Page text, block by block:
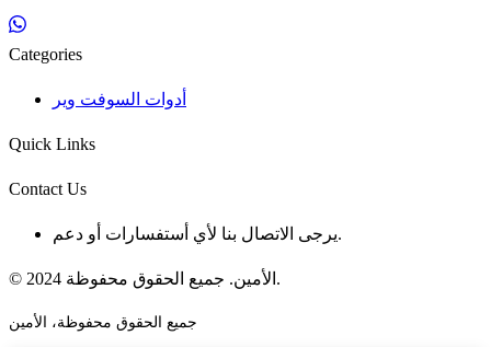
Categories
أدوات السوفت وير
Quick Links
Contact Us
يرجى الاتصال بنا لأي أستفسارات أو دعم.
© 2024 الأمين. جميع الحقوق محفوظة.
جميع الحقوق محفوظة، الأمين